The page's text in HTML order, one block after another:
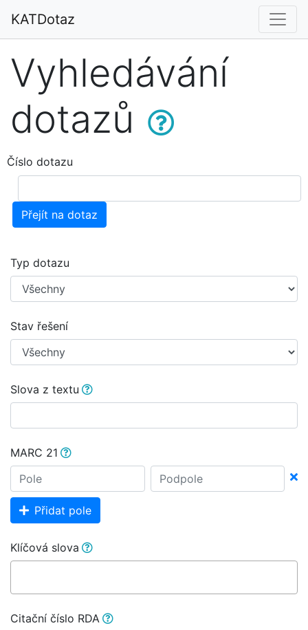
KATDotaz
Vyhledávání
dotazů
Číslo dotazu
Přejít na dotaz
Typ dotazu
Stav řešení
Slova z textu
MARC 21
Přidat pole
Klíčová slova
Citační číslo RDA